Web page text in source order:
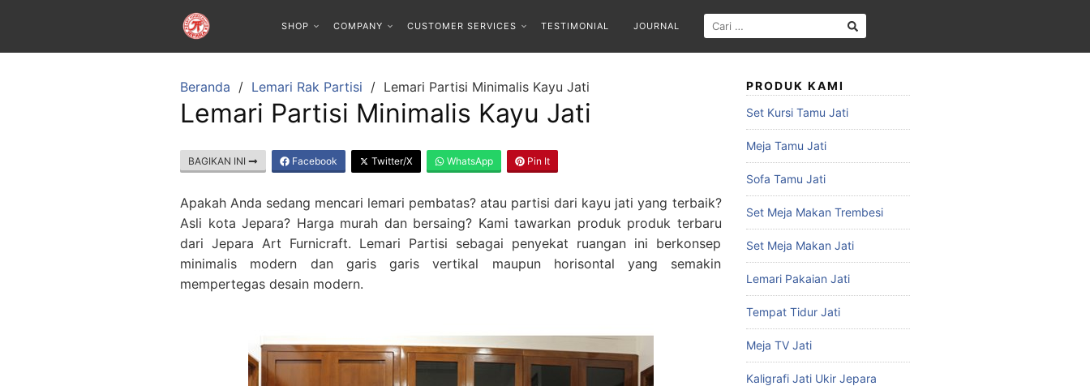
SHOP COMPANY CUSTOMER SERVICES TESTIMONIAL JOURNAL
Beranda Lemari Rak Partisi Lemari Partisi Minimalis Kayu Jati
Lemari Partisi Minimalis Kayu Jati
BAGIKAN INI Facebook Twitter/X WhatsApp Pin It
Apakah Anda sedang mencari lemari pembatas? atau partisi dari kayu jati yang terbaik?
Asli kota Jepara? Harga murah dan bersaing? Kami tawarkan produk produk terbaru
dari Jepara Art Furnicraft. Lemari Partisi sebagai penyekat ruangan ini berkonsep
minimalis modern dan garis garis vertikal maupun horisontal yang semakin
mempertegas desain modern.
PRODUK KAMI
Set Kursi Tamu Jati
Meja Tamu Jati
Sofa Tamu Jati
Set Meja Makan Trembesi
Set Meja Makan Jati
Lemari Pakaian Jati
Tempat Tidur Jati
Meja TV Jati
Kaligrafi Jati Ukir Jepara